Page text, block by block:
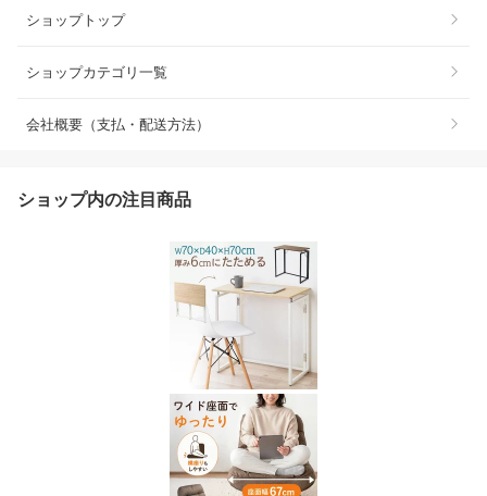
ショップトップ
ショップカテゴリ一覧
会社概要（支払・配送方法）
ショップ内の注目商品